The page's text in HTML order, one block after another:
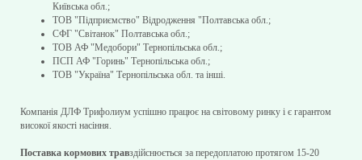
Київська обл.;
ТОВ "Підприємство" Відродження "Полтавська обл.;
СФГ "Світанок" Полтавська обл.;
ТОВ АФ "Медобори" Тернопільська обл.;
ПСП АФ "Горинь" Тернопільська обл.;
ТОВ "Україна" Тернопільська обл. та інші.
Компанія ДЛФ Трифолиум успішно працює на світовому ринку і є гарантом
високої якості насіння.
Поставка кормових травздійснюється за передоплатою протягом 15-20